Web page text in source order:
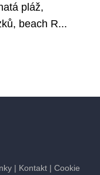
pláž,
beach R...
| Kontakt | Cookie